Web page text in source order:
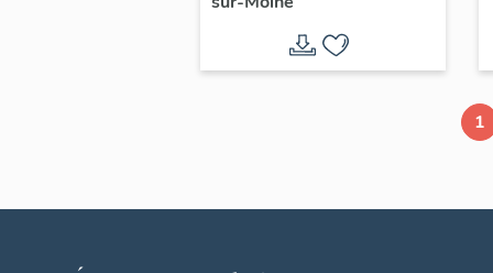
commune de Saint-
Germain-sur-Moine
1